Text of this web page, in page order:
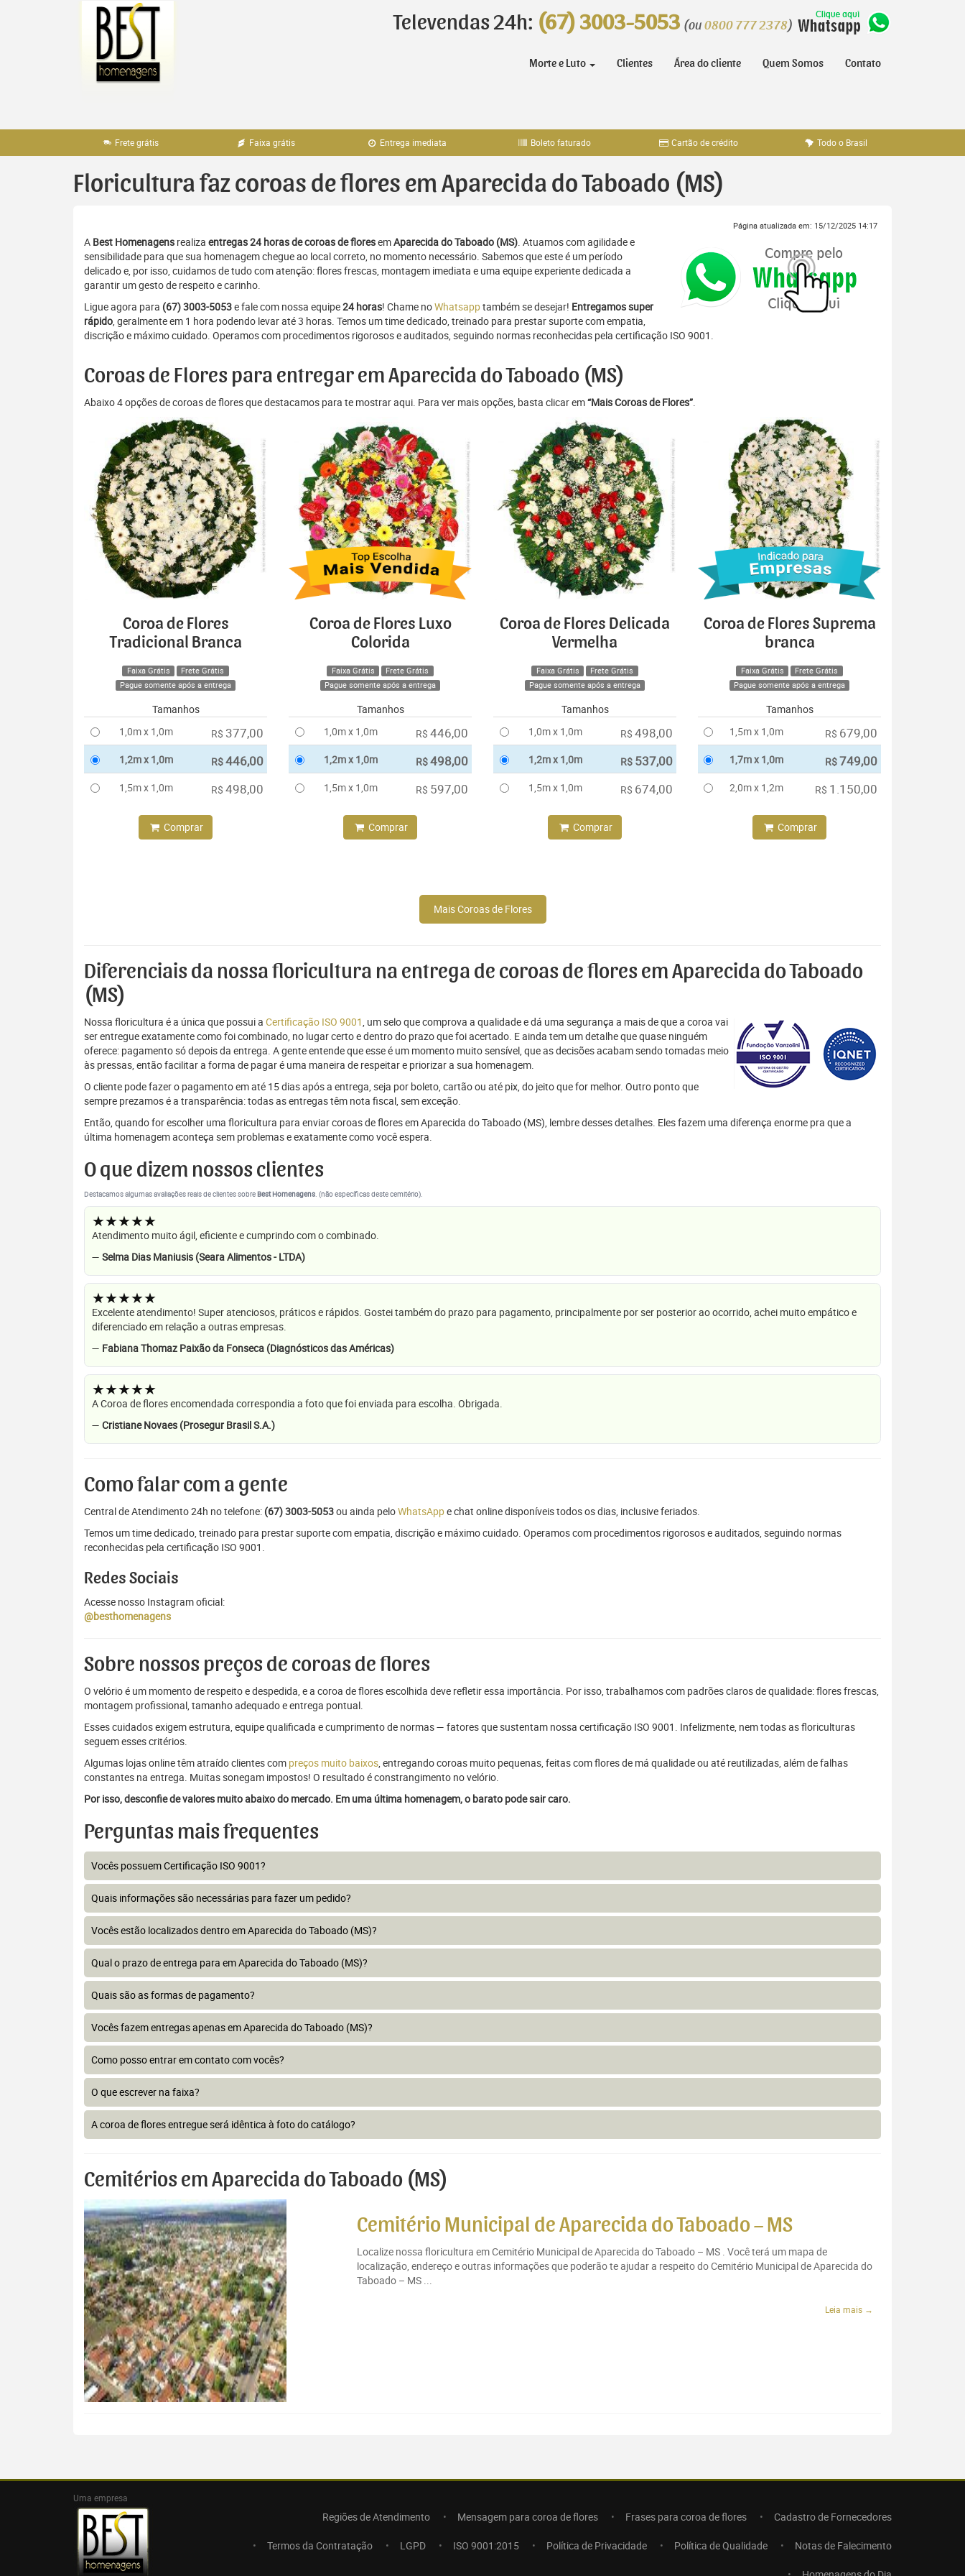
Televendas 24h: (67) 3003-5053 (ou 0800 777 2378)
Morte e Luto Clientes Área do cliente Quem Somos Contato
Frete grátis Faixa grátis Entrega imediata Boleto faturado Cartão de crédito Todo o Brasil
Floricultura faz coroas de flores em Aparecida do Taboado (MS)
Página atualizada em: 15/12/2025 14:17
A Best Homenagens realiza entregas 24 horas de coroas de floresemAparecida do Taboado (MS). Atuamos com agilidade e
sensibilidade para que sua homenagem chegue ao local correto, no momento necessário. Sabemos que este é um período
delicado e, por isso, cuidamos de tudo com atenção: flores frescas, montagem imediata e uma equipe experiente dedicada a
garantir um gesto de respeito e carinho.
Ligue agora para (67) 3003-5053e fale com nossa equipe24 horas! Chame noWhatsapptambém se desejar! Entregamos super
rápido, geralmente em 1 hora podendo levar até 3 horas. Temos um time dedicado, treinado para prestar suporte com empatia,
discrição e máximo cuidado. Operamos com procedimentos rigorosos e auditados, seguindo normas reconhecidas pela certificação ISO 9001.
Coroas de Flores para entregar em Aparecida do Taboado (MS)
Abaixo 4 opções de coroas de flores que destacamos para te mostrar aqui. Para ver mais opções, basta clicar em“Mais Coroas de Flores”.
Coroa de Flores
Tradicional Branca
Faixa Grátis
Frete Grátis
Pague somente após a entrega
Tamanhos
1,0m x 1,0m
R$ 377,00
1,2m x 1,0m R$446,00
1,5m x 1,0m R$ 498,00
Comprar
Coroa de Flores Luxo
Colorida
Faixa Grátis
Frete Grátis
Pague somente após a entrega
Tamanhos
1,0m x 1,0m
R$ 446,00
1,2m x 1,0m R$498,00
1,5m x 1,0m R$ 597,00
Comprar
Coroa de Flores Delicada
Vermelha
Faixa Grátis
Frete Grátis
Pague somente após a entrega
Tamanhos
1,0m x 1,0m
R$ 498,00
1,2m x 1,0m R$ 537,00
1,5m x 1,0m R$ 674,00
Comprar
Coroa de Flores Suprema
branca
Faixa Grátis
Frete Grátis
Pague somente após a entrega
Tamanhos
1,5m x 1,0m
R$ 679,00
1,7m x 1,0m R$749,00
2,0m x 1,2m R$ 1.150,00
Comprar
Mais Coroas de Flores
Diferenciais da nossa floricultura na entrega de coroas de flores em Aparecida do Taboado
(MS)
Nossa floricultura é a única que possui a Certificação ISO 9001, um selo que comprova a qualidade e dá uma segurança a mais de que a coroa vai
ser entregue exatamente como foi combinado, no lugar certo e dentro do prazo que foi acertado. E ainda tem um detalhe que quase ninguém
oferece: pagamento só depois da entrega. A gente entende que esse é um momento muito sensível, que as decisões acabam sendo tomadas meio
às pressas, então facilitar a forma de pagar é uma maneira de respeitar e priorizar a sua homenagem.
O cliente pode fazer o pagamento em até 15 dias após a entrega, seja por boleto, cartão ou até pix, do jeito que for melhor. Outro ponto que
sempre prezamos é a transparência: todas as entregas têm nota fiscal, sem exceção.
Então, quando for escolher uma floricultura para enviar coroas de flores em Aparecida do Taboado (MS), lembre desses detalhes. Eles fazem uma diferença enorme pra que a
última homenagem aconteça sem problemas e exatamente como você espera.
O que dizem nossos clientes
Destacamos algumas avaliações reais de clientes sobreBest Homenagens. (não específicas deste cemitério).
★★★★★
Atendimento muito ágil, eficiente e cumprindo com o combinado.
— Selma Dias Maniusis (Seara Alimentos - LTDA)
★★★★★
Excelente atendimento! Super atenciosos, práticos e rápidos. Gostei também do prazo para pagamento, principalmente por ser posterior ao ocorrido, achei muito empático e
diferenciado em relação a outras empresas.
— Fabiana Thomaz Paixão da Fonseca (Diagnósticos das Américas)
★★★★★
A Coroa de flores encomendada correspondia a foto que foi enviada para escolha. Obrigada.
— Cristiane Novaes (Prosegur Brasil S.A.)
Como falar com a gente
Central de Atendimento 24h no telefone: (67) 3003-5053ou ainda peloWhatsAppe chat online disponíveis todos os dias, inclusive feriados.
Temos um time dedicado, treinado para prestar suporte com empatia, discrição e máximo cuidado. Operamos com procedimentos rigorosos e auditados, seguindo normas
reconhecidas pela certificação ISO 9001.
Redes Sociais
Acesse nosso Instagram oficial:
@besthomenagens
Sobre nossos preços de coroas de flores
O velório é um momento de respeito e despedida, e a coroa de flores escolhida deve refletir essa importância. Por isso, trabalhamos com padrões claros de qualidade: flores frescas,
montagem profissional, tamanho adequado e entrega pontual.
Esses cuidados exigem estrutura, equipe qualificada e cumprimento de normas — fatores que sustentam nossa certificação ISO 9001. Infelizmente, nem todas as floriculturas
seguem esses critérios.
Algumas lojas online têm atraído clientes com preços muito baixos, entregando coroas muito pequenas, feitas com flores de má qualidade ou até reutilizadas, além de falhas
constantes na entrega. Muitas sonegam impostos! O resultado é constrangimento no velório.
Por isso, desconfie de valores muito abaixo do mercado. Em uma última homenagem, o barato pode sair caro.
Perguntas mais frequentes
Vocês possuem Certificação ISO 9001?
Quais informações são necessárias para fazer um pedido?
Vocês estão localizados dentro em Aparecida do Taboado (MS)?
Qual o prazo de entrega para em Aparecida do Taboado (MS)?
Quais são as formas de pagamento?
Vocês fazem entregas apenas em Aparecida do Taboado (MS)?
Como posso entrar em contato com vocês?
O que escrever na faixa?
A coroa de flores entregue será idêntica à foto do catálogo?
Cemitérios em Aparecida do Taboado (MS)
Cemitério Municipal de Aparecida do Taboado – MS
Localize nossa floricultura em Cemitério Municipal de Aparecida do Taboado – MS . Você terá um mapa de
localização, endereço e outras informações que poderão te ajudar a respeito do Cemitério Municipal de Aparecida do
Taboado – MS ...
Leia mais →
Uma empresa
Regiões de Atendimento Mensagem para coroa de flores Frases para coroa de flores Cadastro de Fornecedores
Termos da Contratação LGPD ISO 9001:2015 Política de Privacidade Política de Qualidade Notas de Falecimento